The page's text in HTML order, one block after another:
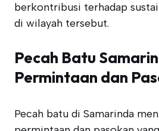
berkontribusi terhadap
di wilayah tersebut.
Pecah Batu
Permintaan dan
Pecah batu di Samarinda